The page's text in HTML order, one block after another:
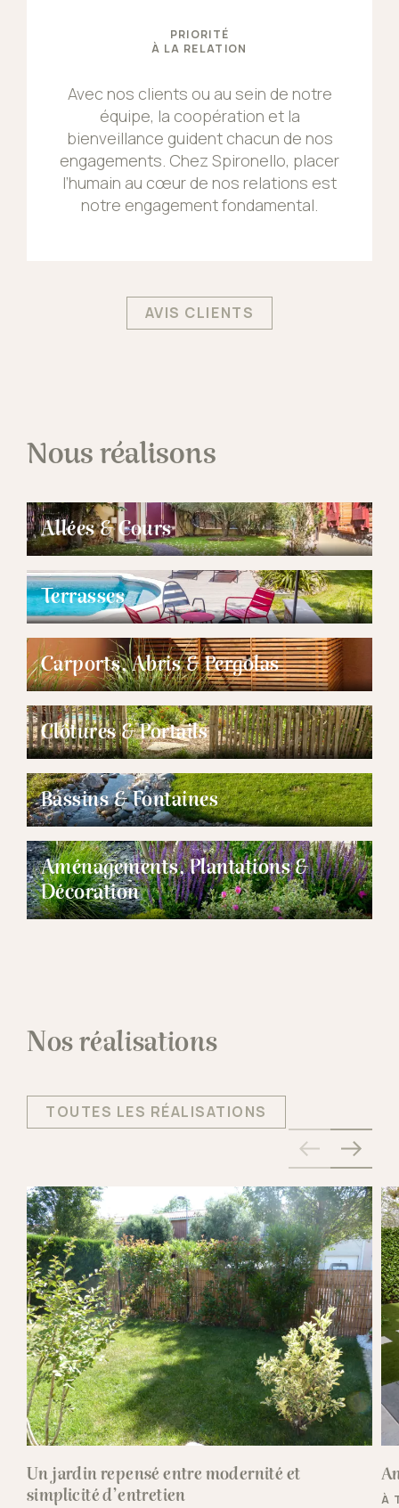
PRIORITÉ
À LA RELATION
Avec nos clients ou au sein de notre
équipe, la coopération et la
bienveillance guident chacun de nos
engagements. Chez Spironello, placer
l’humain au cœur de nos relations est
notre engagement fondamental.
AVIS CLIENTS
Nous réalisons
Allées & Cours
Terrasses
Carports, Abris & Pergolas
Clôtures & Portails
Bassins & Fontaines
Aménagements, Plantations &
Décoration
Nos réalisations
TOUTES LES RÉALISATIONS
Un jardin repensé entre modernité et
simplicité d’entretien
À